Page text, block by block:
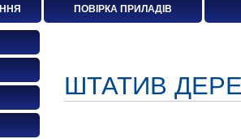
ПОВІРКА ПРИЛАДІВ
ШТАТИВ